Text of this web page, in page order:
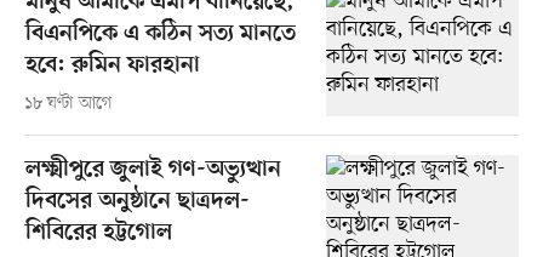
বিএনপিকে এ কঠিন সত্য মানতে
হবে: রুমিন ফারহানা
১৮ ঘণ্টা আগে
লক্ষ্মীপুরে জুলাই গণ-অভ্যুত্থান
দিবসের অনুষ্ঠানে ছাত্রদল-
শিবিরের হট্টগোল